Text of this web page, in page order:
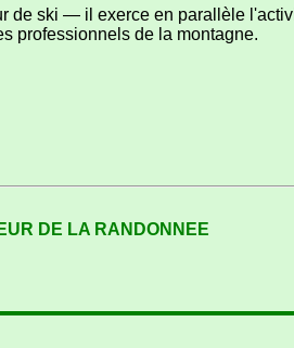
ski — il exerce en parallèle
professionnels de la montagne.
DE LA RANDONNEE